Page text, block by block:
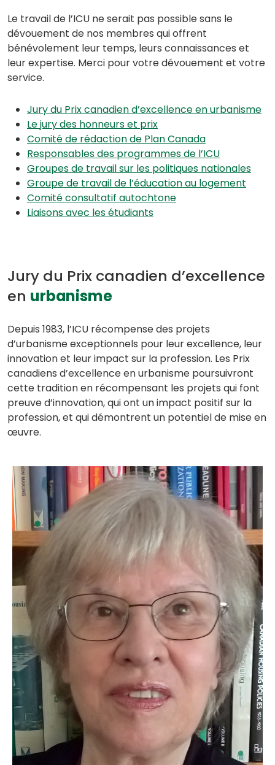
Le travail de l’ICU ne serait pas possible sans le
dévouement de nos membres qui offrent
bénévolement leur temps, leurs connaissances et
leur expertise. Merci pour votre dévouement et votre
service.
Jury du Prix canadien d’excellence en urbanisme
Le jury des honneurs et prix
Comité de rédaction de Plan Canada
Responsables des programmes de l’ICU
Groupes de travail sur les politiques nationales
Groupe de travail de l’éducation au logement
Comité consultatif autochtone
Liaisons avec les étudiants
Jury du Prix canadien d’excellence
en urbanisme
Depuis 1983, l’ICU récompense des projets
d’urbanisme exceptionnels pour leur excellence, leur
innovation et leur impact sur la profession. Les Prix
canadiens d’excellence en urbanisme poursuivront
cette tradition en récompensant les projets qui font
preuve d’innovation, qui ont un impact positif sur la
profession, et qui démontrent un potentiel de mise en
œuvre.